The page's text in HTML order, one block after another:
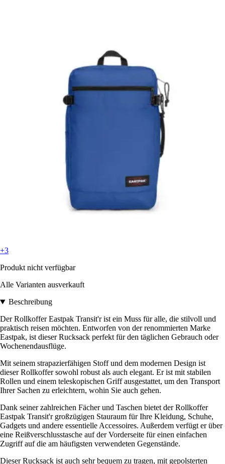
+3
Produkt nicht verfügbar
Alle Varianten ausverkauft
Beschreibung
Der Rollkoffer Eastpak Transit'r ist ein Muss für alle, die stilvoll und
praktisch reisen möchten. Entworfen von der renommierten Marke
Eastpak, ist dieser Rucksack perfekt für den täglichen Gebrauch oder
Wochenendausflüge.
Mit seinem strapazierfähigen Stoff und dem modernen Design ist
dieser Rollkoffer sowohl robust als auch elegant. Er ist mit stabilen
Rollen und einem teleskopischen Griff ausgestattet, um den Transport
Ihrer Sachen zu erleichtern, wohin Sie auch gehen.
Dank seiner zahlreichen Fächer und Taschen bietet der Rollkoffer
Eastpak Transit'r großzügigen Stauraum für Ihre Kleidung, Schuhe,
Gadgets und andere essentielle Accessoires. Außerdem verfügt er über
eine Reißverschlusstasche auf der Vorderseite für einen einfachen
Zugriff auf die am häufigsten verwendeten Gegenstände.
Dieser Rucksack ist auch sehr bequem zu tragen, mit gepolsterten